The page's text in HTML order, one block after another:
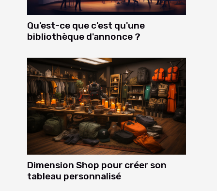
Qu'est-ce que c'est qu'une
bibliothèque d'annonce ?
Dimension Shop pour créer son
tableau personnalisé